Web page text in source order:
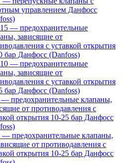
управлением Данфосс
— предохранительные
зависящие от
с уставкой открытия
бар Данфосс (Danfoss)
— предохранительные
зависящие от
с уставкой открытия
бар Данфосс (Danfoss)
предохранительные клапаны,
от противодавления с
открытия 10-25 бар Данфосс
предохранительные клапаны,
от противодавления с
открытия 10-25 бар Данфосс